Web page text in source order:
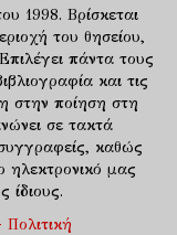
1998. Βρίσκεται
του θησείου,
πάντα τους
και τις
στην ποίηση στη
σε τακτά
καθώς
ηλεκτρονικό μας
ίδιους.